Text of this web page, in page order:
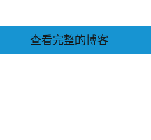
查看完整的博客